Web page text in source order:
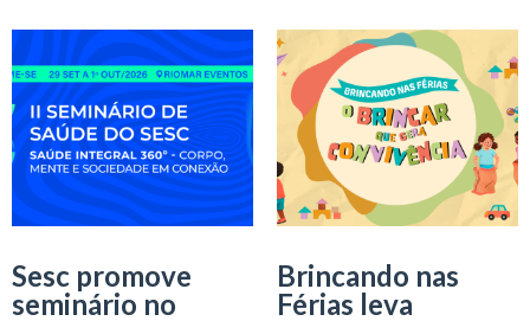
Sesc promove
seminário no
Brincando nas
Férias leva